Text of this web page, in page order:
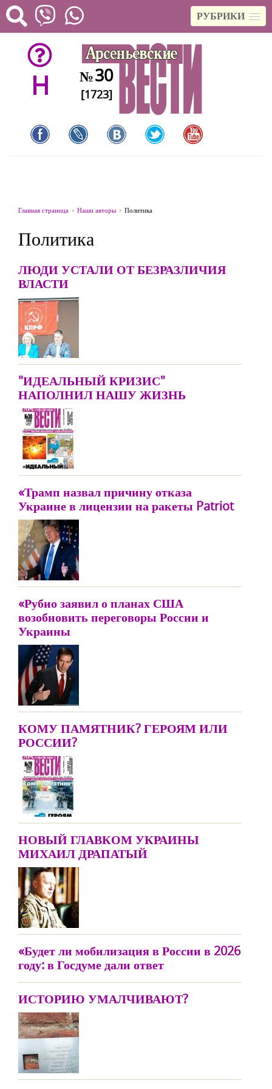
РУБРИКИ
H №30
[1723]
Главная страница Наши авторы Политика
Политика
ЛЮДИ УСТАЛИ ОТ БЕЗРАЗЛИЧИЯ
ВЛАСТИ
"ИДЕАЛЬНЫЙ КРИЗИС"
НАПОЛНИЛ НАШУ ЖИЗНЬ
«Трамп назвал причину отказа
Украине в лицензии на ракеты Patriot
«Рубио заявил о планах США
возобновить переговоры России и
Украины
КОМУ ПАМЯТНИК? ГЕРОЯМ ИЛИ
РОССИИ?
НОВЫЙ ГЛАВКОМ УКРАИНЫ
МИХАИЛ ДРАПАТЫЙ
«Будет ли мобилизация в России в 2026
году: в Госдуме дали ответ
ИСТОРИЮ УМАЛЧИВАЮТ?